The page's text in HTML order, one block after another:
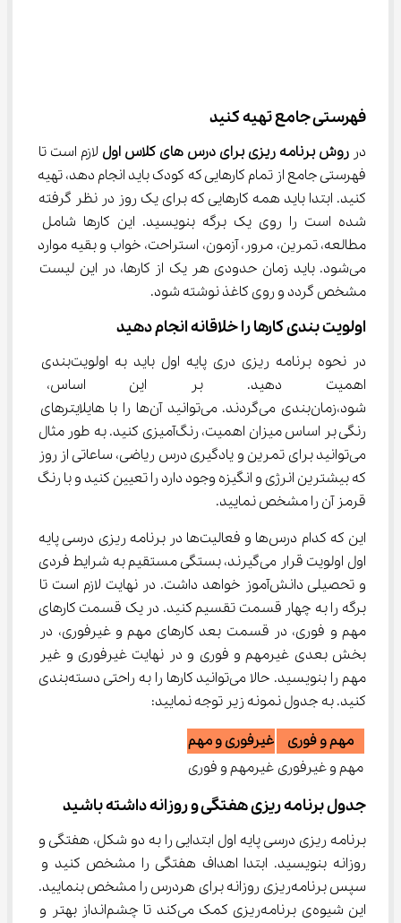
فهرستی جامع تهیه کنید
در روش برنامه ریزی برای درس های کلاس اول لازم است تا
فهرستی جامع از تمام کارهایی که کودک باید انجام دهد، تهیه
کنید. ابتدا باید همه کارهایی که برای یک روز در نظر گرفته
شده است را روی یک برگه بنویسید. این کارها شامل
مطالعه، تمرین، مرور، آزمون، استراحت، خواب و بقیه موارد
می‌شود. باید زمان حدودی هر یک از کارها، در این لیست
مشخص گردد و روی کاغذ نوشته شود.
اولویت بندی کارها را خلاقانه انجام دهید
در نحوه برنامه ریزی دری پایه اول باید به اولویت‌بندی
اهمیت دهید. بر این اساس،
شود،زمان‌بندی می‌گردند. می‌توانید آن‌ها را با هایلایترهای
رنگی بر اساس میزان اهمیت، رنگ‌‌آمیزی کنید. به طور مثال
می‌توانید برای تمرین و یادگیری درس ریاضی، ساعاتی از روز
که بیشترین انرژی و انگیزه وجود دارد را تعیین کنید و با رنگ
قرمز آن را مشخص نمایید.
این که کدام درس‌ها و فعالیت‌ها در برنامه ریزی درسی پایه
اول اولویت قرار می‌گیرند، بستگی مستقیم به شرایط فردی
و تحصیلی دانش‌آموز خواهد داشت. در نهایت لازم است تا
برگه را به چهار قسمت تقسیم کنید. در یک قسمت کارهای
مهم و فوری، در قسمت بعد کارهای مهم و غیرفوری، در
بخش بعدی غیرمهم و فوری و در نهایت غیرفوری و غیر
مهم را بنویسید. حالا می‌توانید کارها را به راحتی دسته‌بندی
کنید. به جدول نمونه زیر توجه نمایید:
مهم و فوری
غیرفوری و مهم
مهم و غیرفوری غیرمهم و فوری
جدول برنامه ریزی هفتگی و روزانه داشته باشید
برنامه ریزی درسی پایه اول ابتدایی را به دو شکل، هفتگی و
روزانه بنویسید. ابتدا اهداف هفتگی را مشخص کنید و
سپس برنامه‌ریزی روزانه برای هردرس را مشخص بنمایید.
این شیوه‌ی برنامه‌ریزی کمک می‌کند تا چشم‌انداز بهتر و